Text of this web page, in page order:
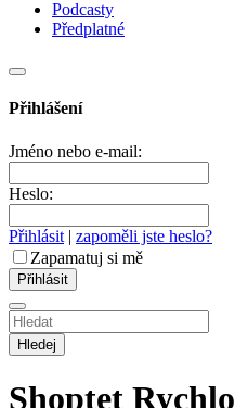
Podcasty
Předplatné
Přihlášení
Jméno nebo e-mail:
Heslo:
Přihlásit | zapoměli jste heslo?
Zapamatuj si mě
Hledej
Shoptet